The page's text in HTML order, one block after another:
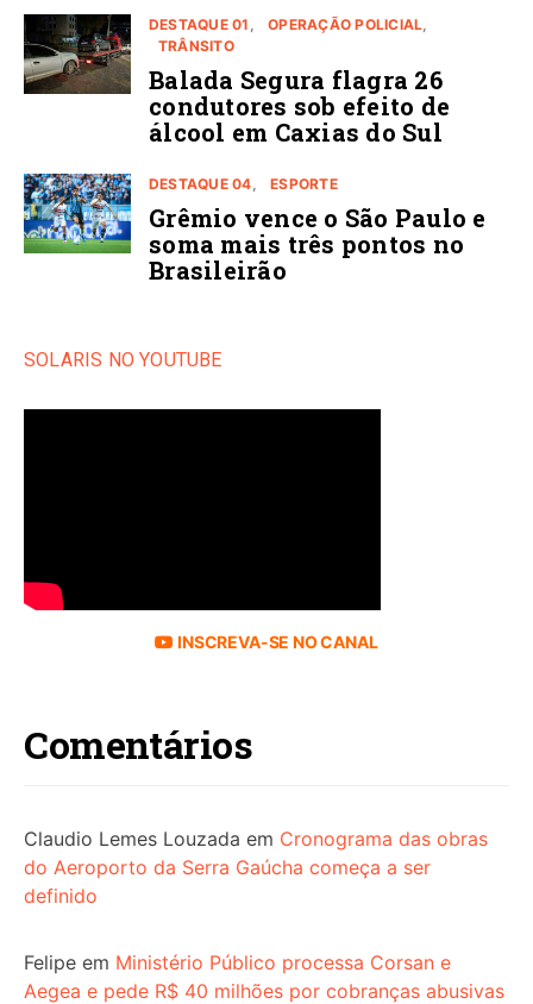
DESTAQUE 01
OPERAÇÃO POLICIAL
TRÂNSITO
Balada Segura flagra 26
condutores sob efeito de
álcool em Caxias do Sul
DESTAQUE 04 ESPORTE
Grêmio vence o São Paulo e
soma mais três pontos no
Brasileirão
SOLARIS NO YOUTUBE
INSCREVA-SE NO CANAL
Comentários
Claudio Lemes Louzada em Cronograma das obras
do Aeroporto da Serra Gaúcha começa a ser
definido
Felipe em Ministério Público processa Corsan e
Aegea e pede R$ 40 milhões por cobranças abusivas